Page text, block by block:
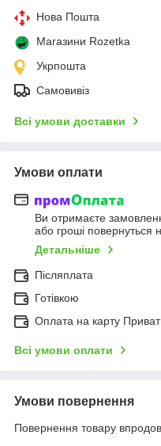
Нова Пошта
Магазини Rozetka
Укрпошта
Самовивіз
Всі умови доставки
Умови оплати
Ви отримаєте
або гроші повернуться
Детальніше
Післяплата
Готівкою
Оплата на карту
Всі умови оплати
Умови повернення
Повернення товару